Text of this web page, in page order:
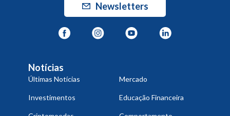
Newsletters
Notícias
Últimas Notícias Mercado
Investimentos Educação Financeira